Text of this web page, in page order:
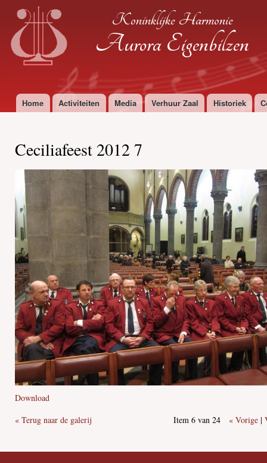
Koninklijke Harmonie
Aurora Eigenbilzen
Hoofdmenu
Home Activiteiten Media Verhuur Zaal Historiek
Ceciliafeest 2012 7
Download
« Terug naar de galerij
Item 6 van 24 « Vorige |